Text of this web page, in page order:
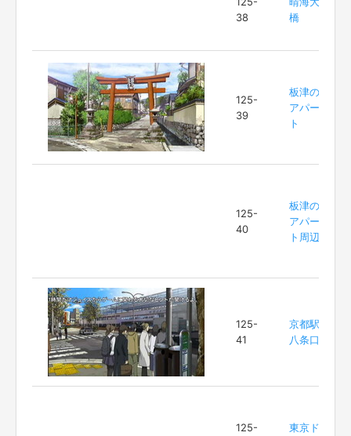
38
橋
125-
39
板津の
アパー
ト
125-
40
板津の
アパー
ト周辺
125-
41
京都駅
八条口
125-
東京ド